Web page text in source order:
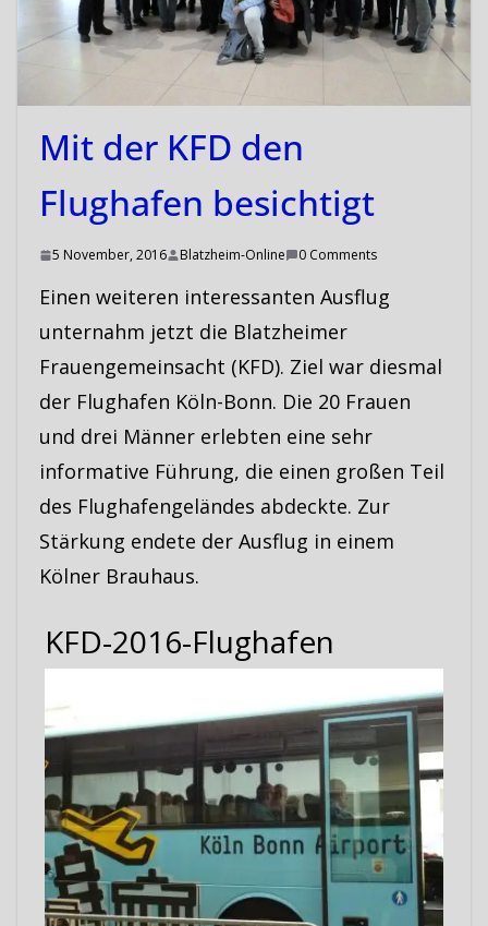
Mit der KFD den
Flughafen besichtigt
5 November, 2016 Blatzheim-Online 0 Comments
Einen weiteren interessanten Ausflug
unternahm jetzt die Blatzheimer
Frauengemeinsacht (KFD). Ziel war diesmal
der Flughafen Köln-Bonn. Die 20 Frauen
und drei Männer erlebten eine sehr
informative Führung, die einen großen Teil
des Flughafengeländes abdeckte. Zur
Stärkung endete der Ausflug in einem
Kölner Brauhaus.
KFD-2016-Flughafen